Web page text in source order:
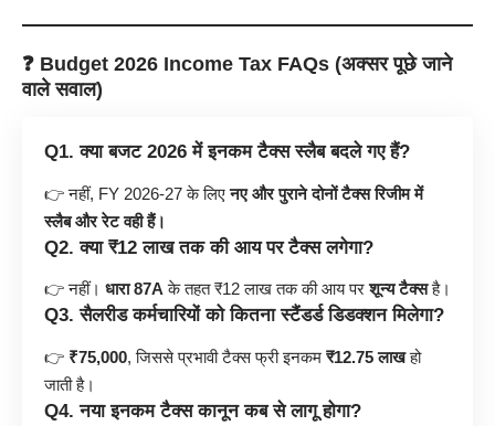
❓ Budget 2026 Income Tax FAQs (अक्सर पूछे जाने
वाले सवाल)
Q1. क्या बजट 2026 में इनकम टैक्स स्लैब बदले गए हैं?
👉 नहीं, FY 2026-27 के लिएनए और पुराने दोनों टैक्स रिजीम में
स्लैब और रेट वही हैं।
Q2. क्या ₹12 लाख तक की आय पर टैक्स लगेगा?
👉 नहीं। धारा 87A के तहत ₹12 लाख तक की आय परशून्य टैक्सहै।
Q3. सैलरीड कर्मचारियों को कितना स्टैंडर्ड डिडक्शन मिलेगा?
👉 ₹75,000, जिससे प्रभावी टैक्स फ्री इनकम ₹12.75 लाखहो
जाती है।
Q4. नया इनकम टैक्स कानून कब से लागू होगा?